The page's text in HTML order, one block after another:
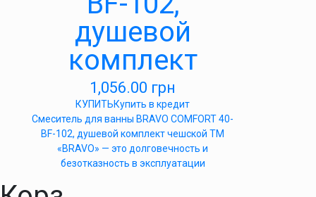
душевой
комплект
1,056.00 грн
КУПИТЬКупить в кредит
Cмеситель для ванны BRAVO COMFORT 40-
BF-102, душевой комплект чешской ТМ
«BRAVO» — это долговечность и
безотказность в эксплуатации